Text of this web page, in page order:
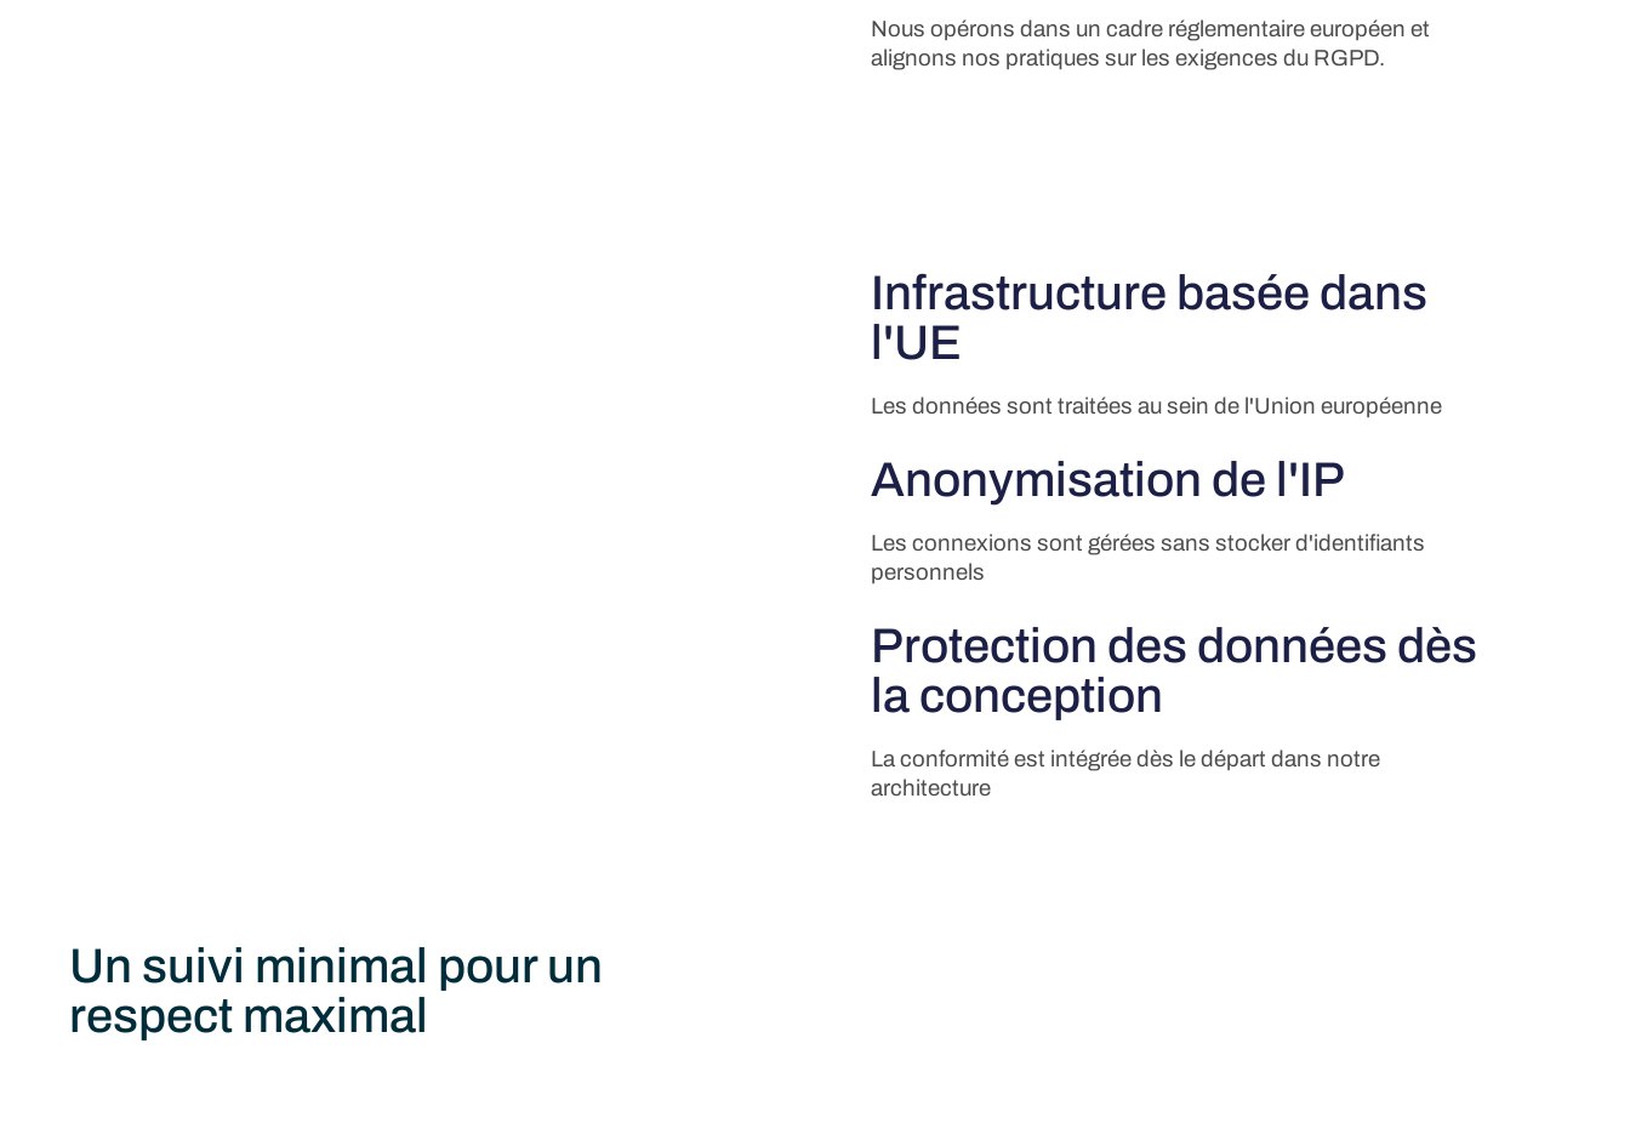
Nous opérons dans un cadre réglementaire européen et
alignons nos pratiques sur les exigences du RGPD.
Infrastructure basée dans
l'UE
Les données sont traitées au sein de l'Union européenne
Anonymisation de l'IP
Les connexions sont gérées sans stocker d'identifiants
personnels
Protection des données dès
la conception
La conformité est intégrée dès le départ dans notre
architecture
Un suivi minimal pour un
respect maximal